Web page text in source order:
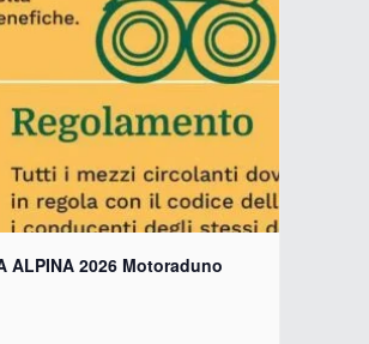
ALPINA 2026 Motoraduno